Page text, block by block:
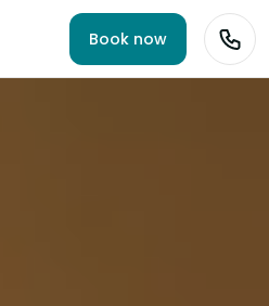
Book now